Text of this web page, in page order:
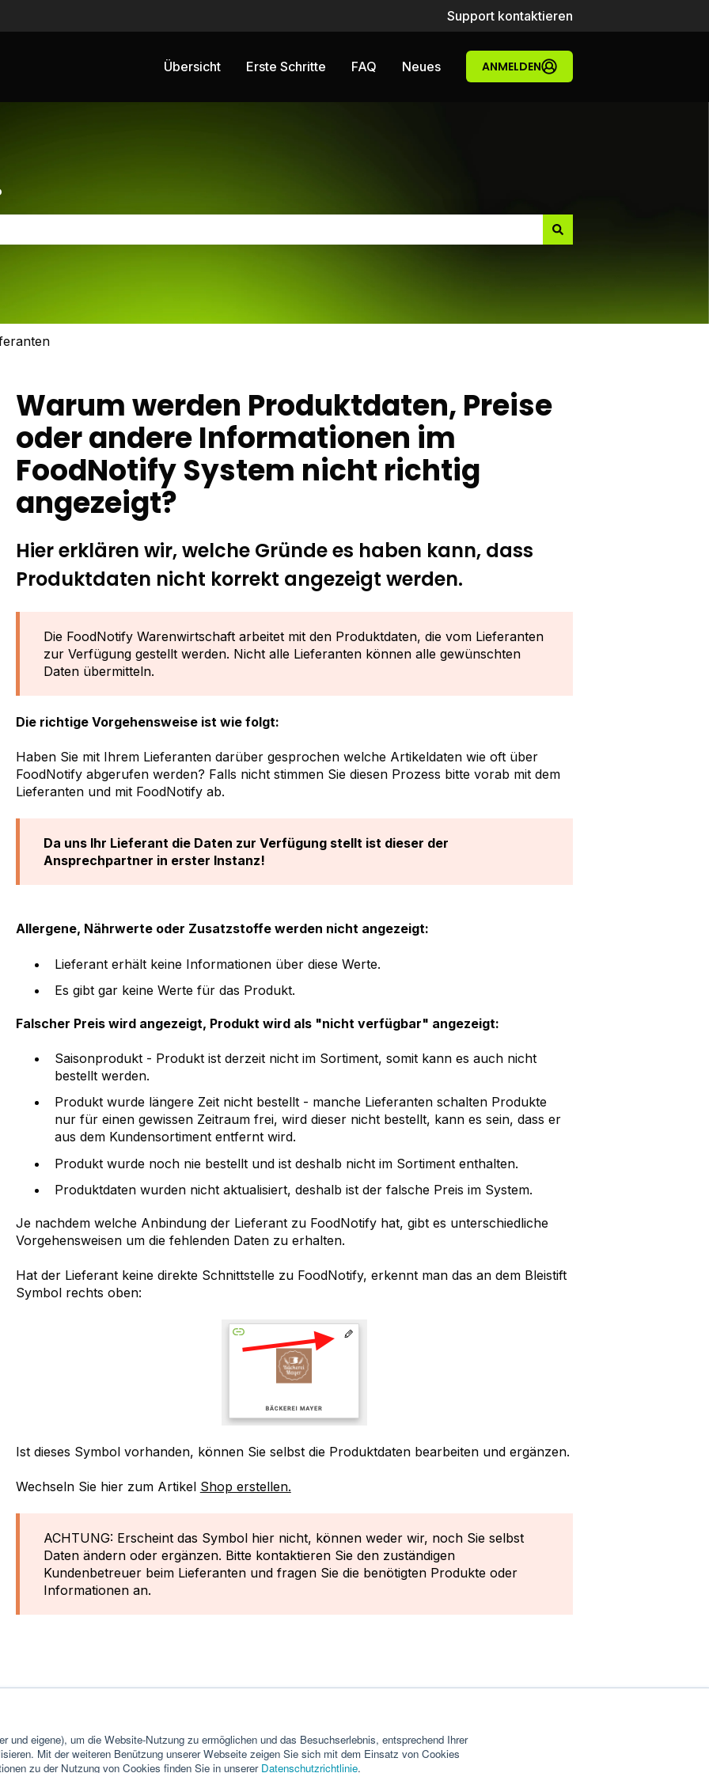
und eigene), um die Website-Nutzung zu ermöglichen und das Besuchserlebnis, entsprechend Ihrer
Mit der weiteren Benützung unserer Webseite zeigen Sie sich mit dem Einsatz von Cookies
zu der Nutzung von Cookies finden Sie in unserer Datenschutzrichtlinie.
anzeigen Support kontaktieren
Übersicht Erste Schritte FAQ Neues ANMELDEN
Warum werden Produktdaten, Preise
oder andere Informationen im
FoodNotify System nicht richtig
angezeigt?
Hier erklären wir, welche Gründe es haben kann, dass
Produktdaten nicht korrekt angezeigt werden.
Die FoodNotify Warenwirtschaft arbeitet mit den Produktdaten, die vom Lieferanten
zur Verfügung gestellt werden. Nicht alle Lieferanten können alle gewünschten
Daten übermitteln.
Die richtige Vorgehensweise ist wie folgt:
Haben Sie mit Ihrem Lieferanten darüber gesprochen welche Artikeldaten wie oft über
FoodNotify abgerufen werden? Falls nicht stimmen Sie diesen Prozess bitte vorab mit dem
Lieferanten und mit FoodNotify ab.
Da uns Ihr Lieferant die Daten zur Verfügung stellt ist dieser der
Ansprechpartner in erster Instanz!
Allergene, Nährwerte oder Zusatzstoffe werden nicht angezeigt:
Lieferant erhält keine Informationen über diese Werte.
Es gibt gar keine Werte für das Produkt.
Falscher Preis wird angezeigt, Produkt wird als "nicht verfügbar" angezeigt:
Saisonprodukt - Produkt ist derzeit nicht im Sortiment, somit kann es auch nicht
bestellt werden.
Produkt wurde längere Zeit nicht bestellt - manche Lieferanten schalten Produkte
nur für einen gewissen Zeitraum frei, wird dieser nicht bestellt, kann es sein, dass er
aus dem Kundensortiment entfernt wird.
Produkt wurde noch nie bestellt und ist deshalb nicht im Sortiment enthalten.
Produktdaten wurden nicht aktualisiert, deshalb ist der falsche Preis im System.
Je nachdem welche Anbindung der Lieferant zu FoodNotify hat, gibt es unterschiedliche
Vorgehensweisen um die fehlenden Daten zu erhalten.
Hat der Lieferant keine direkte Schnittstelle zu FoodNotify, erkennt man das an dem Bleistift
Symbol rechts oben:
Ist dieses Symbol vorhanden, können Sie selbst die Produktdaten bearbeiten und ergänzen.
Wechseln Sie hier zum Artikel Shop erstellen.
ACHTUNG: Erscheint das Symbol hier nicht, können weder wir, noch Sie selbst
Daten ändern oder ergänzen. Bitte kontaktieren Sie den zuständigen
Kundenbetreuer beim Lieferanten und fragen Sie die benötigten Produkte oder
Informationen an.